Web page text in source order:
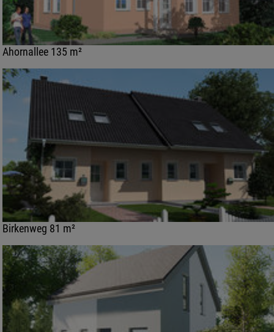
Ahornallee 135 m²
Birkenweg 81 m²